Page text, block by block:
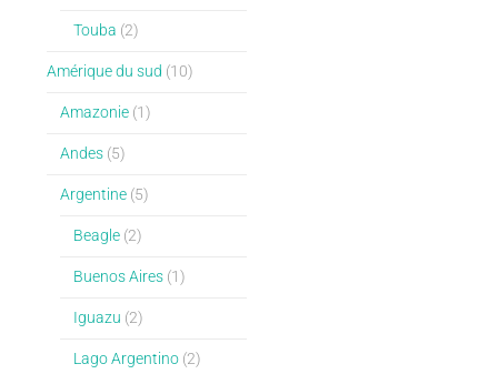
Touba (2)
Amérique du sud (10)
Amazonie(1)
Andes(5)
Argentine(5)
Beagle(2)
Buenos Aires(1)
Iguazu (2)
Lago Argentino(2)